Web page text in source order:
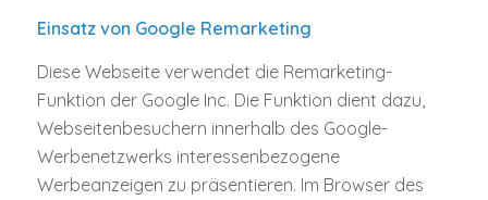
Einsatz von Google Remarketing
Diese Webseite verwendet die Remarketing-
Funktion der Google Inc. Die Funktion dient dazu,
Webseitenbesuchern innerhalb des Google-
Werbenetzwerks interessenbezogene
Werbeanzeigen zu präsentieren. Im Browser des